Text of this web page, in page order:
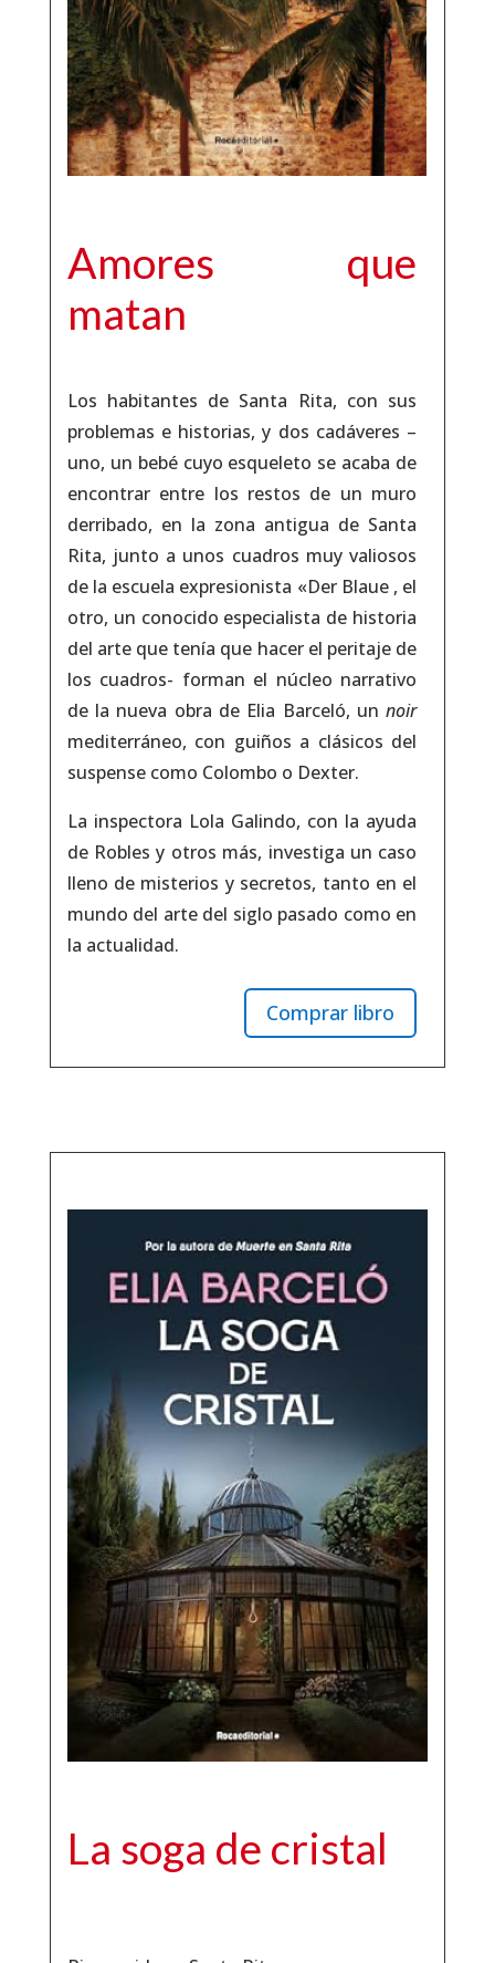
Amores que
matan
Los habitantes de Santa Rita, con sus
problemas e historias, y dos cadáveres –
uno, un bebé cuyo esqueleto se acaba de
encontrar entre los restos de un muro
derribado, en la zona antigua de Santa
Rita, junto a unos cuadros muy valiosos
de la escuela expresionista «Der Blaue , el
otro, un conocido especialista de historia
del arte que tenía que hacer el peritaje de
los cuadros- forman el núcleo narrativo
de la nueva obra de Elia Barceló, unnoir
mediterráneo, con guiños a clásicos del
suspense como Colombo o Dexter.
La inspectora Lola Galindo, con la ayuda
de Robles y otros más, investiga un caso
lleno de misterios y secretos, tanto en el
mundo del arte del siglo pasado como en
la actualidad.
Comprar libro
La soga de cristal